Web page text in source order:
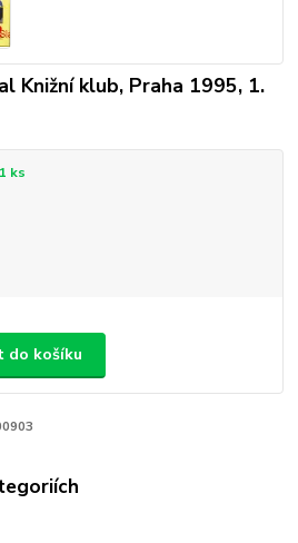
Knižní klub, Praha 1995, 1.
ks
do košíku